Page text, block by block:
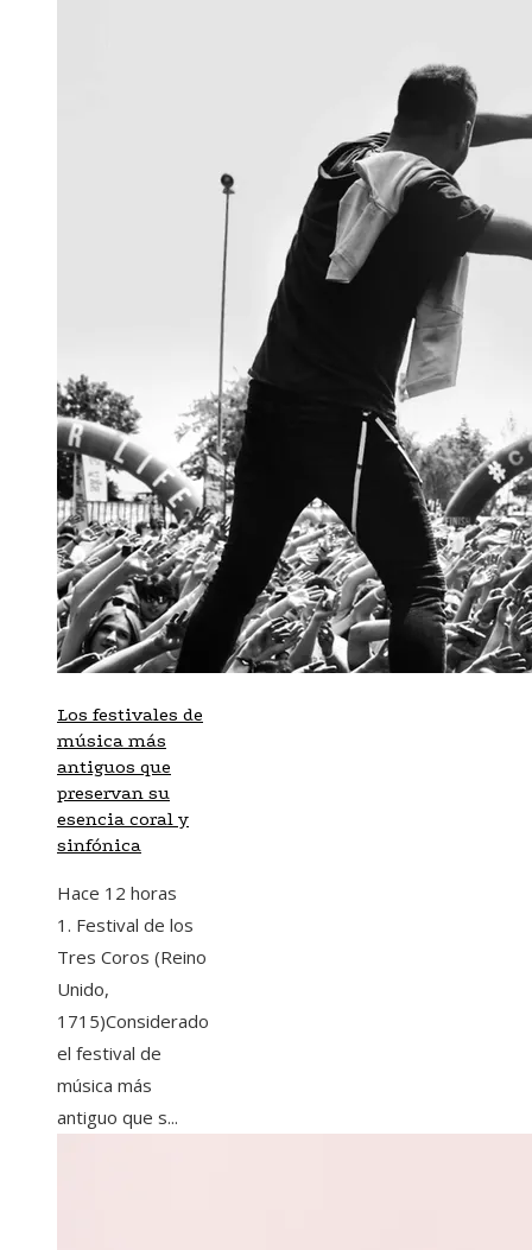
Los festivales de
música más
antiguos que
preservan su
esencia coral y
sinfónica
Hace 12 horas
1. Festival de los
Tres Coros (Reino
Unido,
1715)Considerado
el festival de
música más
antiguo que s...